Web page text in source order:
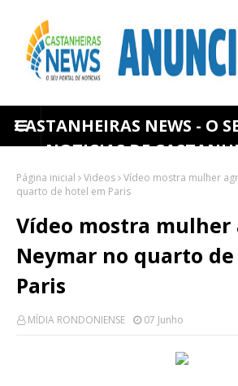
CASTANHEIRAS NEWS - O
NOTICIAS DE
Página inicial Videos Vídeo mostra mulher
quarto de hotel em Paris
Vídeo mostra
Neymar no quarto
Paris
MÍDIA RONDONIENSE 07 Junho